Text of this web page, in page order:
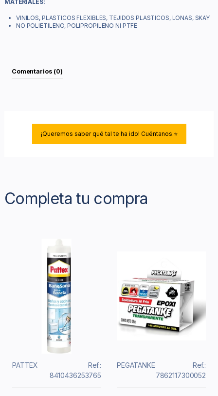
MATERIALES:
VINILOS, PLASTICOS FLEXIBLES, TEJIDOS PLASTICOS, LONAS, SKAY
NO POLIETILENO, POLIPROPILENO NI PTFE
Comentarios (0)
¡Queremos saber qué tal te ha ido! Cuéntanos.⭐
Completa tu compra
PATTEX
Ref.:
8410436253765
PEGATANKE
Ref.:
7862117300052